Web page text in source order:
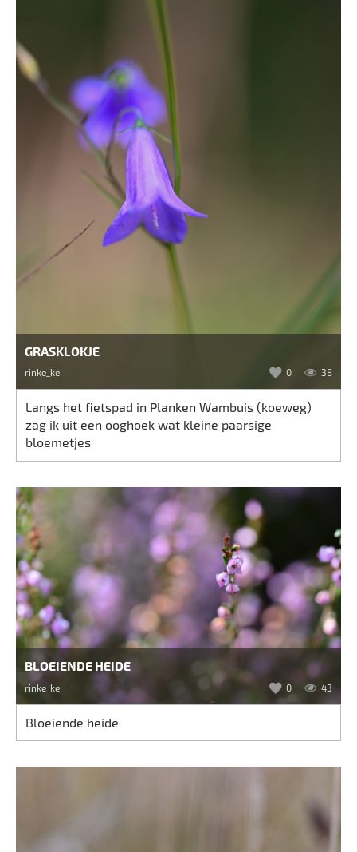
GRASKLOKJE
rinke_ke 0 38
Langs het fietspad in Planken Wambuis (koeweg)
zag ik uit een ooghoek wat kleine paarsige
bloemetjes
BLOEIENDE HEIDE
rinke_ke 0 43
Bloeiende heide